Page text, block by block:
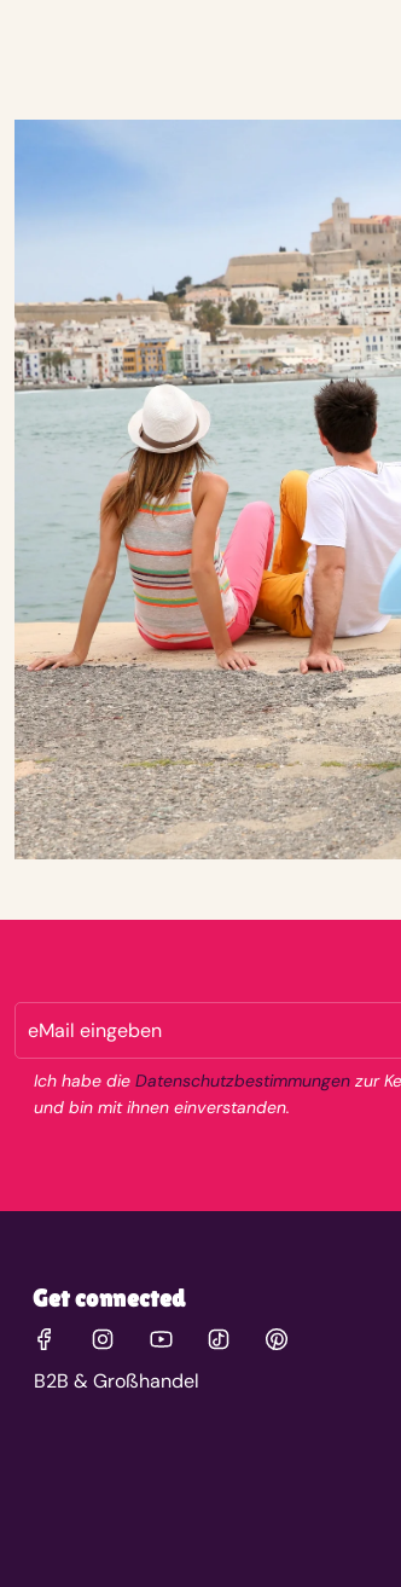
Ich habe die Datenschutzbestimmungen zur
und bin mit ihnen einverstanden.
Get connected
B2B & Großhandel